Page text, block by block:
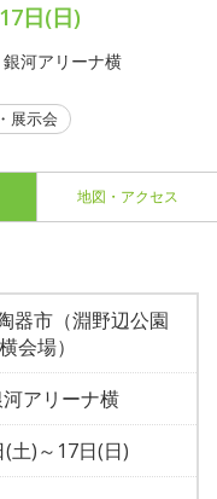
日(日)
河アリーナ横
展示会
地図・アクセス
器市（淵野辺公園
会場）
アリーナ横
土)～17日(日)